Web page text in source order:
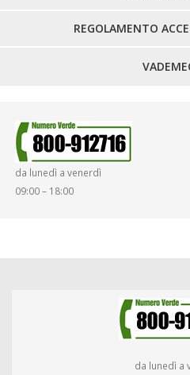
REGOLAMENTO
da lunedì a venerdì
09:00 – 18:00
da lunedì a